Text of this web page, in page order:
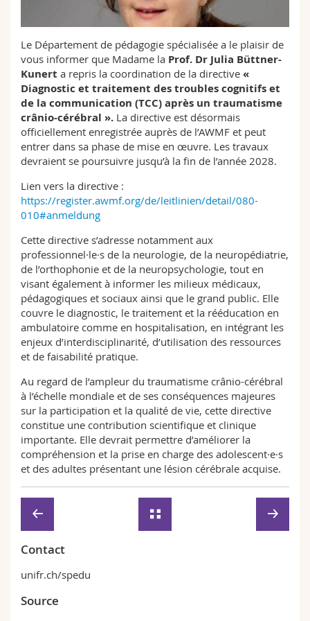
Sciences et médecine
Interfacultaire
Doctorants
Programme des cours
MyUnifr
Le Département de pédagogie spécialisée a le plaisir de
vous informer que Madame la Prof. Dr Julia Büttner-
Kunert a repris la coordination de la directive «
Diagnostic et traitement des troubles cognitifs et
de la communication (TCC) après un traumatisme
crânio-cérébral ». La directive est désormais
officiellement enregistrée auprès de l’AWMF et peut
entrer dans sa phase de mise en œuvre. Les travaux
devraient se poursuivre jusqu’à la fin de l’année 2028.
Lien vers la directive :
https://register.awmf.org/de/leitlinien/detail/080-
010#anmeldung
Cette directive s’adresse notamment aux
professionnel·le·s de la neurologie, de la neuropédiatrie,
de l’orthophonie et de la neuropsychologie, tout en
visant également à informer les milieux médicaux,
pédagogiques et sociaux ainsi que le grand public. Elle
couvre le diagnostic, le traitement et la rééducation en
ambulatoire comme en hospitalisation, en intégrant les
enjeux d’interdisciplinarité, d’utilisation des ressources
et de faisabilité pratique.
Au regard de l’ampleur du traumatisme crânio-cérébral
à l’échelle mondiale et de ses conséquences majeures
sur la participation et la qualité de vie, cette directive
constitue une contribution scientifique et clinique
importante. Elle devrait permettre d’améliorer la
compréhension et la prise en charge des adolescent·e·s
et des adultes présentant une lésion cérébrale acquise.
Contact
unifr.ch/spedu
Source